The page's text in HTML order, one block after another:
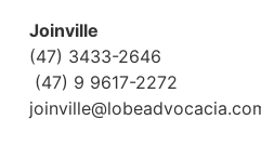
Joinville
(47) 3433-2646
(47) 9 9617-2272